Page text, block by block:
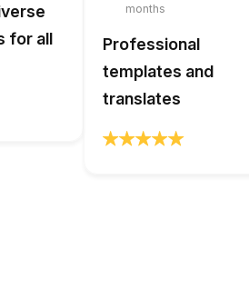
for all
months
Professional
templates and
translates